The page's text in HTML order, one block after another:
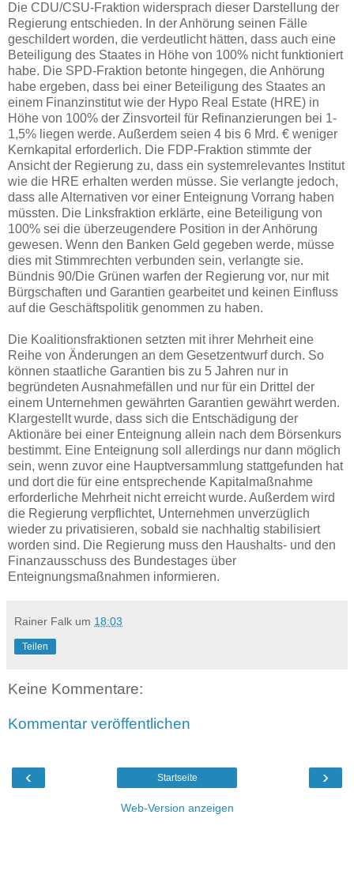
Die CDU/CSU-Fraktion widersprach dieser Darstellung der
Regierung entschieden. In der Anhörung seinen Fälle
geschildert worden, die verdeutlicht hätten, dass auch eine
Beteiligung des Staates in Höhe von 100% nicht funktioniert
habe. Die SPD-Fraktion betonte hingegen, die Anhörung
habe ergeben, dass bei einer Beteiligung des Staates an
einem Finanzinstitut wie der Hypo Real Estate (HRE) in
Höhe von 100% der Zinsvorteil für Refinanzierungen bei 1-
1,5% liegen werde. Außerdem seien 4 bis 6 Mrd. € weniger
Kernkapital erforderlich. Die FDP-Fraktion stimmte der
Ansicht der Regierung zu, dass ein systemrelevantes Institut
wie die HRE erhalten werden müsse. Sie verlangte jedoch,
dass alle Alternativen vor einer Enteignung Vorrang haben
müssten. Die Linksfraktion erklärte, eine Beteiligung von
100% sei die überzeugendere Position in der Anhörung
gewesen. Wenn den Banken Geld gegeben werde, müsse
dies mit Stimmrechten verbunden sein, verlangte sie.
Bündnis 90/Die Grünen warfen der Regierung vor, nur mit
Bürgschaften und Garantien gearbeitet und keinen Einfluss
auf die Geschäftspolitik genommen zu haben.
Die Koalitionsfraktionen setzten mit ihrer Mehrheit eine
Reihe von Änderungen an dem Gesetzentwurf durch. So
können staatliche Garantien bis zu 5 Jahren nur in
begründeten Ausnahmefällen und nur für ein Drittel der
einem Unternehmen gewährten Garantien gewährt werden.
Klargestellt wurde, dass sich die Entschädigung der
Aktionäre bei einer Enteignung allein nach dem Börsenkurs
bestimmt. Eine Enteignung soll allerdings nur dann möglich
sein, wenn zuvor eine Hauptversammlung stattgefunden hat
und dort die für eine entsprechende Kapitalmaßnahme
erforderliche Mehrheit nicht erreicht wurde. Außerdem wird
die Regierung verpflichtet, Unternehmen unverzüglich
wieder zu privatisieren, sobald sie nachhaltig stabilisiert
worden sind. Die Regierung muss den Haushalts- und den
Finanzausschuss des Bundestages über
Enteignungsmaßnahmen informieren.
Rainer Falk um 18:03
Teilen
Keine Kommentare:
Kommentar veröffentlichen
‹ ›
Startseite
Web-Version anzeigen